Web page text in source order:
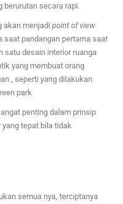
berurutan secara rapi.
akan menjadipoint of view
saat pandangan pertama saat
satu desain interior ruanga
yang membuat orang
, seperti yang dilakukan
park
penting dalam prinsip
tepat bila tidak
semua nya,terciptanya